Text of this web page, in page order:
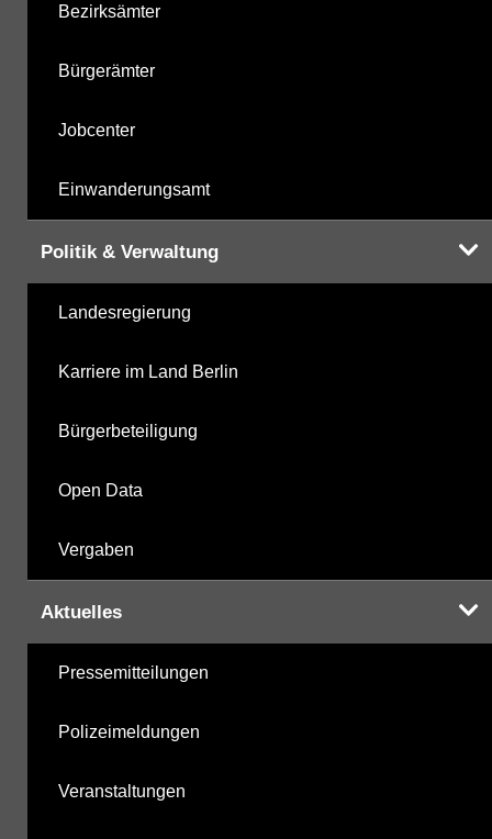
Bezirksämter
Bürgerämter
Jobcenter
Einwanderungsamt
Politik & Verwaltung
Landesregierung
Karriere im Land Berlin
Bürgerbeteiligung
Open Data
Vergaben
Aktuelles
Pressemitteilungen
Polizeimeldungen
Veranstaltungen